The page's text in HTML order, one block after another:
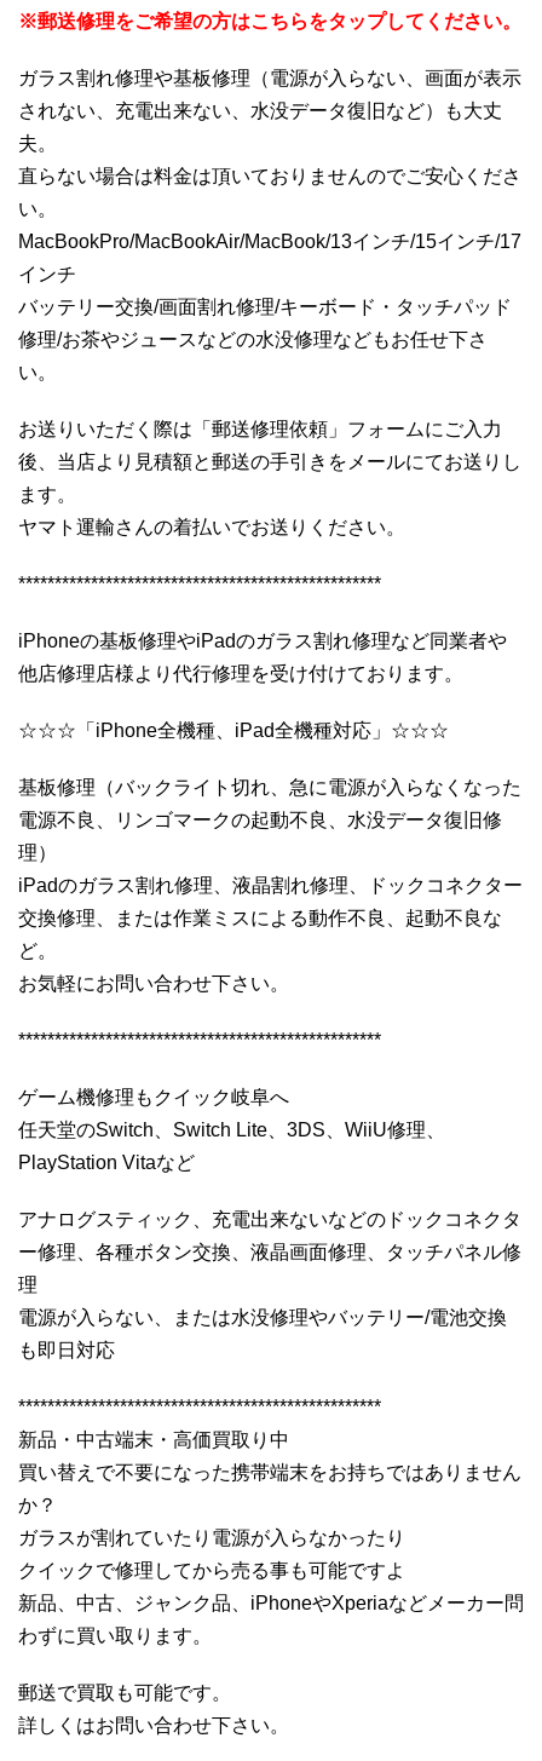
※郵送修理をご希望の方はこちらをタップしてください。
ガラス割れ修理や基板修理（電源が入らない、画面が表示
されない、充電出来ない、水没データ復旧など）も大丈
夫。
直らない場合は料金は頂いておりませんのでご安心くださ
い。
MacBookPro/MacBookAir/MacBook/13インチ/15インチ/17
インチ
バッテリー交換/画面割れ修理/キーボード・タッチパッド
修理/お茶やジュースなどの水没修理などもお任せ下さ
い。
お送りいただく際は「郵送修理依頼」フォームにご入力
後、当店より見積額と郵送の手引きをメールにてお送りし
ます。
ヤマト運輸さんの着払いでお送りください。
**************************************************
iPhoneの基板修理やiPadのガラス割れ修理など同業者や
他店修理店様より代行修理を受け付けております。
☆☆☆「iPhone全機種、iPad全機種対応」☆☆☆
基板修理（バックライト切れ、急に電源が入らなくなった
電源不良、リンゴマークの起動不良、水没データ復旧修
理）
iPadのガラス割れ修理、液晶割れ修理、ドックコネクター
交換修理、または作業ミスによる動作不良、起動不良な
ど。
お気軽にお問い合わせ下さい。
**************************************************
ゲーム機修理もクイック岐阜へ
任天堂のSwitch、Switch Lite、3DS、WiiU修理、
PlayStation Vitaなど
アナログスティック、充電出来ないなどのドックコネクタ
ー修理、各種ボタン交換、液晶画面修理、タッチパネル修
理
電源が入らない、または水没修理やバッテリー/電池交換
も即日対応
**************************************************
新品・中古端末・高価買取り中
買い替えで不要になった携帯端末をお持ちではありません
か？
ガラスが割れていたり電源が入らなかったり
クイックで修理してから売る事も可能ですよ
新品、中古、ジャンク品、iPhoneやXperiaなどメーカー問
わずに買い取ります。
郵送で買取も可能です。
詳しくはお問い合わせ下さい。